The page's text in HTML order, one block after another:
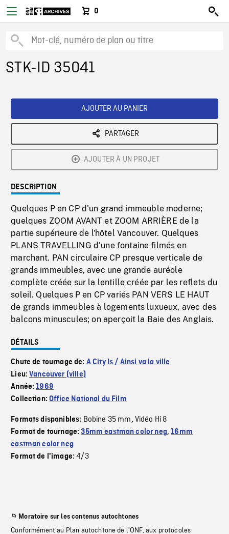
0
STK-ID 35041
AJOUTER AU PANIER
PARTAGER
AJOUTER À UN PROJET
DESCRIPTION
Quelques P en CP d'un grand immeuble moderne;
quelques ZOOM AVANT et ZOOM ARRIÈRE de la
partie supérieure de l'hôtel Vancouver. Quelques
PLANS TRAVELLING d'une fontaine filmés en
marchant. PAN circulaire CP presque verticale de
grands immeubles, avec une grande auréole
complète créée sur la lentille créée par les reflets du
soleil. Quelques P en CP variés PAN VERS LE HAUT
de grands immeubles à logements luxueux, avec des
balcons minuscules; on aperçoit la Baie des Anglais.
DÉTAILS
Chute de tournage de: A City Is / Ainsi va la ville
Lieu:Vancouver (ville)
Année:1969
Collection:Office National du Film
Formats disponibles: Bobine 35 mm, Vidéo Hi 8
Format de tournage:35mm eastman color neg,16mm
eastman color neg
Format de l'image:4/3
Moratoire sur les contenus autochtones
Conformément au Plan autochtone de l’ONF, aux protocoles